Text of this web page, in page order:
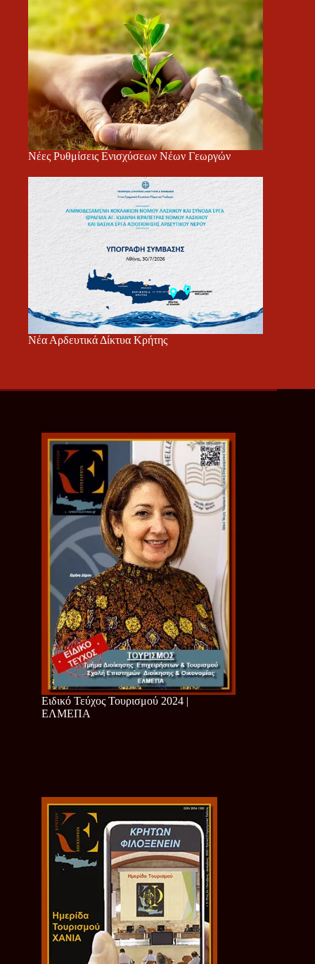
Νέες Ρυθμίσεις Ενισχύσεων Νέων Γεωργών
Νέα Αρδευτικά Δίκτυα Κρήτης
Ειδικό Τεύχος Τουρισμού 2024 |
ΕΛΜΕΠΑ